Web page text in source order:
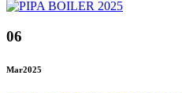
06
Mar2025